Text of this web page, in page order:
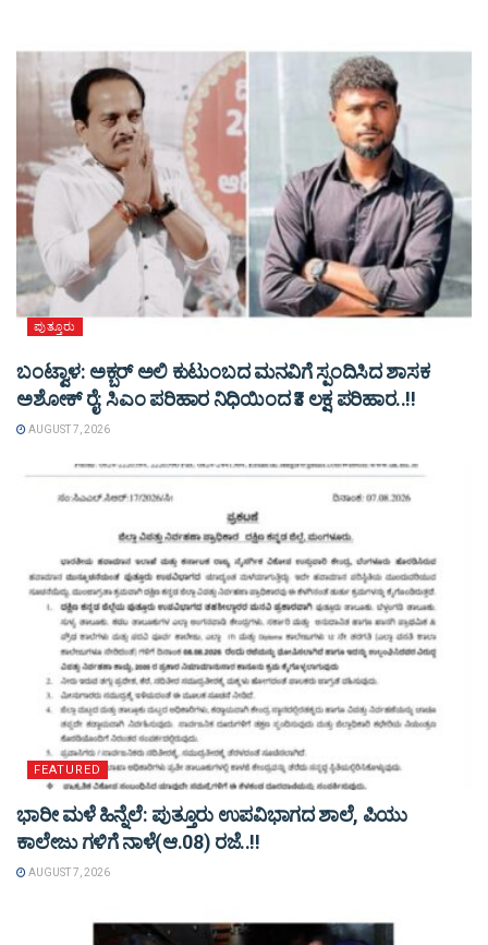
ಪುತ್ತೂರು
ಬಂಟ್ವಾಳ: ಅಕ್ಬರ್ ಅಲಿ ಕುಟುಂಬದ ಮನವಿಗೆ ಸ್ಪಂದಿಸಿದ ಶಾಸಕ
ಅಶೋಕ್ ರೈ: ಸಿಎಂ ಪರಿಹಾರ ನಿಧಿಯಿಂದ ₹3 ಲಕ್ಷ ಪರಿಹಾರ..!!
AUGUST 7, 2026
FEATURED
ಭಾರೀ ಮಳೆ ಹಿನ್ನೆಲೆ: ಪುತ್ತೂರು ಉಪವಿಭಾಗದ ಶಾಲೆ, ಪಿಯು
ಕಾಲೇಜು ಗಳಿಗೆ ನಾಳೆ(ಆ.08) ರಜೆ..!!
AUGUST 7, 2026